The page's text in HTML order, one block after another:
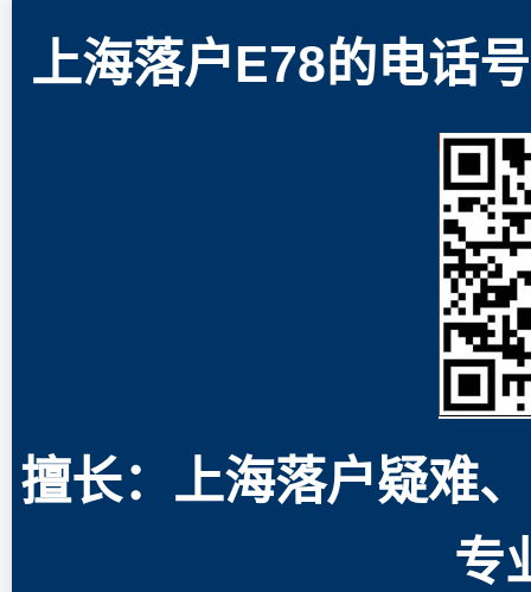
上海落户E78的电话
擅长：上海落户疑难
专